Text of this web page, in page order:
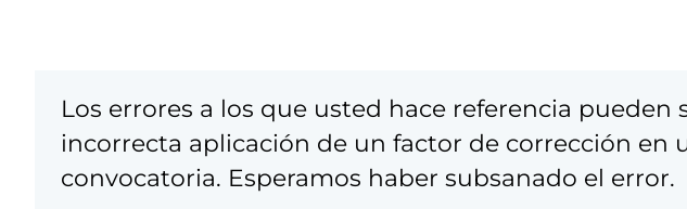
Los errores a los que usted hace referencia pueden
incorrecta aplicación de un factor de corrección en
convocatoria. Esperamos haber subsanado el error.